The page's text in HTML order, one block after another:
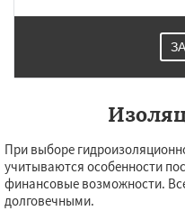
При выборе
учитываются особенности
финансовые возможности.
долговечными.